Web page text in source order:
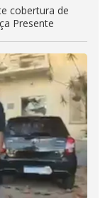
cobertura de
Presente